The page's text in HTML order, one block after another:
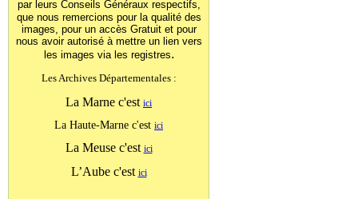
par leurs Conseils Généraux respectifs,
que nous remercions pour la qualité des
images, pour un accès Gratuit et pour
nous avoir autorisé à mettre un lien vers
les images via les registres.
Les Archives Départementales :
La Marne c'est ici
La Haute-Marne c'est ici
La Meuse c'est ici
L’Aube c'est ici